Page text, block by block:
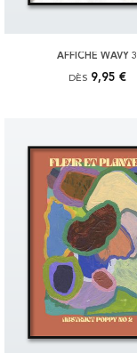
AFFICHE WAVY 3
DÈS 9,95 €